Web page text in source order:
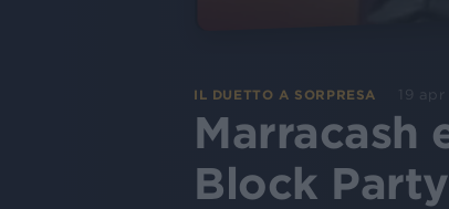
IL DUETTO A SORPRESA 19
Marracash
Block